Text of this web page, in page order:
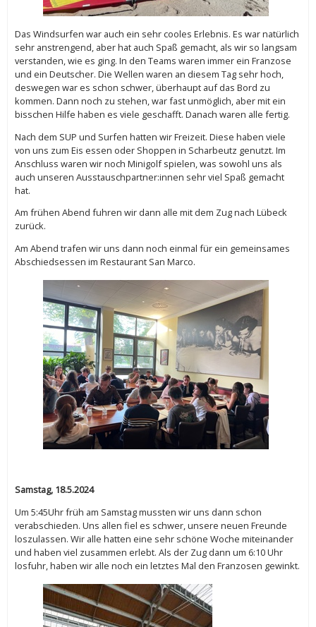
Das Windsurfen war auch ein sehr cooles Erlebnis. Es war natürlich
sehr anstrengend, aber hat auch Spaß gemacht, als wir so langsam
verstanden, wie es ging. In den Teams waren immer ein Franzose
und ein Deutscher. Die Wellen waren an diesem Tag sehr hoch,
deswegen war es schon schwer, überhaupt auf das Bord zu
kommen. Dann noch zu stehen, war fast unmöglich, aber mit ein
bisschen Hilfe haben es viele geschafft. Danach waren alle fertig.
Nach dem SUP und Surfen hatten wir Freizeit. Diese haben viele
von uns zum Eis essen oder Shoppen in Scharbeutz genutzt. Im
Anschluss waren wir noch Minigolf spielen, was sowohl uns als
auch unseren Ausstauschpartner:innen sehr viel Spaß gemacht
hat.
Am frühen Abend fuhren wir dann alle mit dem Zug nach Lübeck
zurück.
Am Abend trafen wir uns dann noch einmal für ein gemeinsames
Abschiedsessen im Restaurant San Marco.
Samstag, 18.5.2024
Um 5:45Uhr früh am Samstag mussten wir uns dann schon
verabschieden. Uns allen fiel es schwer, unsere neuen Freunde
loszulassen. Wir alle hatten eine sehr schöne Woche miteinander
und haben viel zusammen erlebt. Als der Zug dann um 6:10 Uhr
losfuhr, haben wir alle noch ein letztes Mal den Franzosen gewinkt.